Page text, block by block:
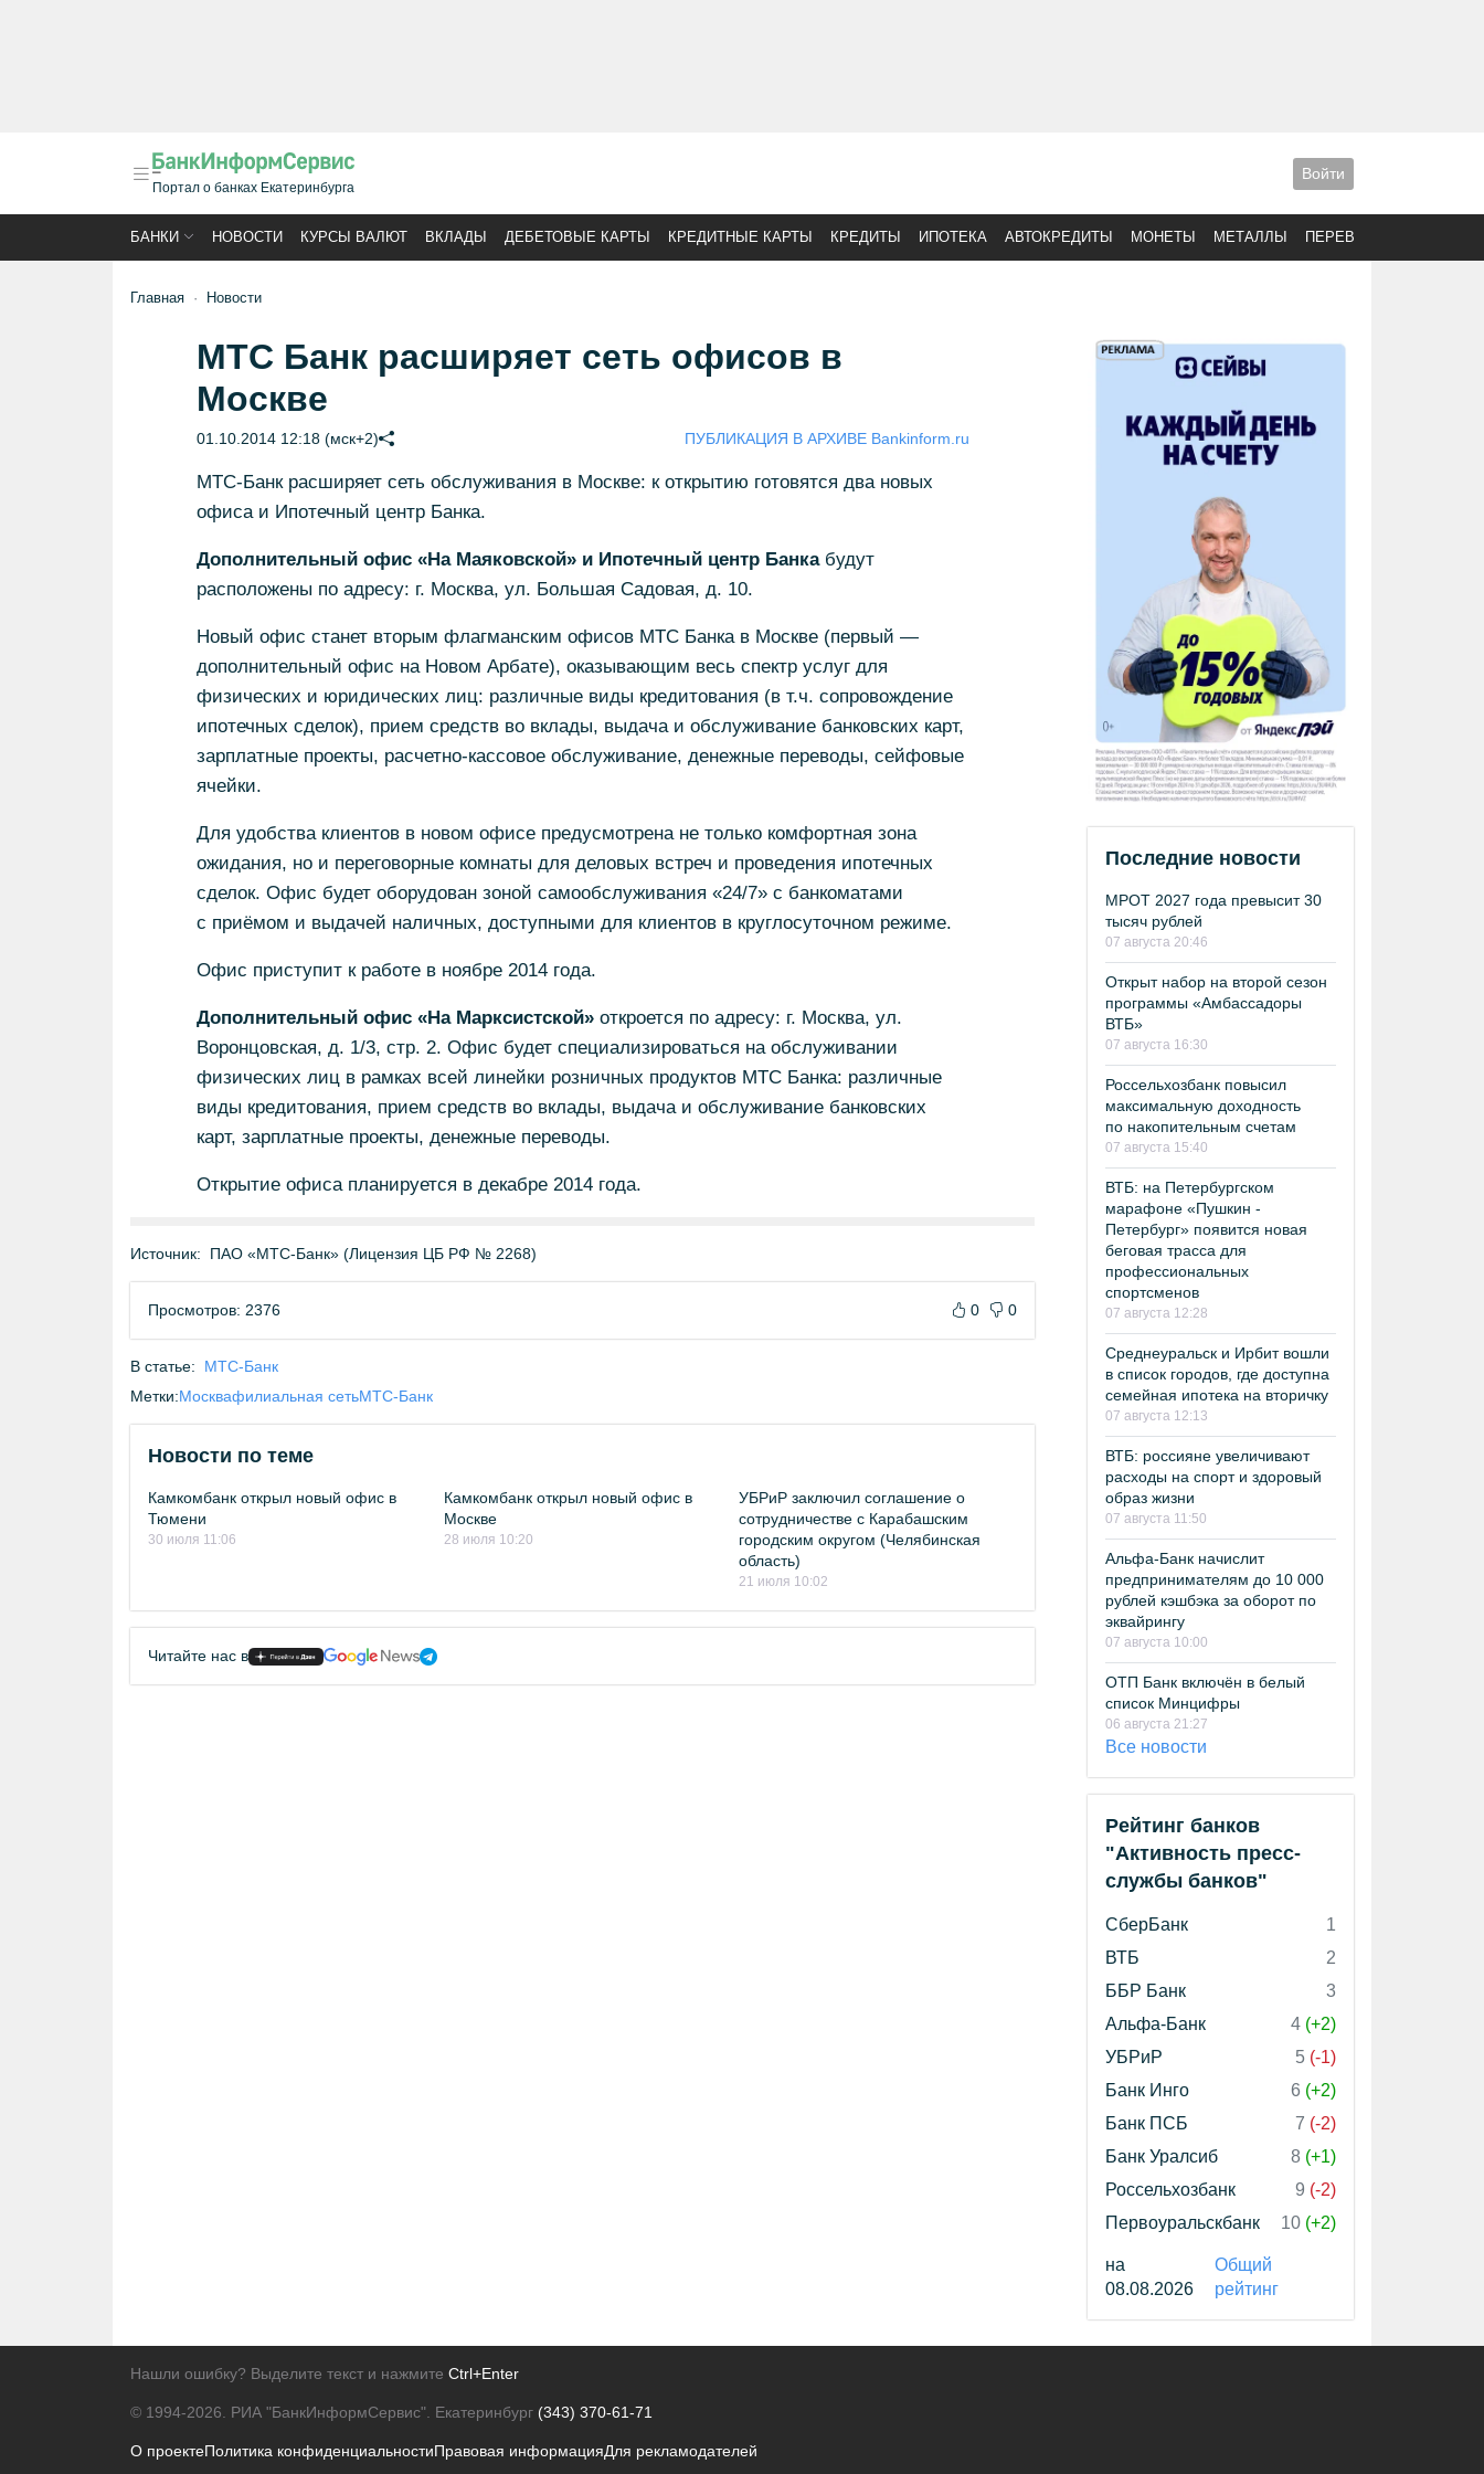
Портал о банках Екатеринбурга
Войти
БАНКИ НОВОСТИ КУРСЫ ВАЛЮТ ВКЛАДЫ ДЕБЕТОВЫЕ КАРТЫ КРЕДИТНЫЕ КАРТЫ КРЕДИТЫ ИПОТЕКА АВТОКРЕДИТЫ МОНЕТЫ МЕТАЛЛЫ ПЕРЕВОДЫ
Главная Новости
МТС Банк расширяет сеть офисов в
Москве
01.10.2014 12:18 (мск+2) ПУБЛИКАЦИЯ В АРХИВЕ Bankinform.ru
МТС-Банк расширяет сеть обслуживания в Москве: к открытию готовятся два новых
офиса и Ипотечный центр Банка.
Дополнительный офис «На Маяковской» и Ипотечный центр Банкабудут
расположены по адресу: г. Москва, ул. Большая Садовая, д. 10.
Новый офис станет вторым флагманским офисов МТС Банка в Москве (первый —
дополнительный офис на Новом Арбате), оказывающим весь спектр услуг для
физических и юридических лиц: различные виды кредитования (в т.ч. сопровождение
ипотечных сделок), прием средств во вклады, выдача и обслуживание банковских карт,
зарплатные проекты, расчетно-кассовое обслуживание, денежные переводы, сейфовые
ячейки.
Для удобства клиентов в новом офисе предусмотрена не только комфортная зона
ожидания, но и переговорные комнаты для деловых встреч и проведения ипотечных
сделок. Офис будет оборудован зоной самообслуживания «24/7» с банкоматами
с приёмом и выдачей наличных, доступными для клиентов в круглосуточном режиме.
Офис приступит к работе в ноябре 2014 года.
Дополнительный офис «На Марксистской»откроется по адресу: г. Москва, ул.
Воронцовская, д. 1/3, стр. 2. Офис будет специализироваться на обслуживании
физических лиц в рамках всей линейки розничных продуктов МТС Банка: различные
виды кредитования, прием средств во вклады, выдача и обслуживание банковских
карт, зарплатные проекты, денежные переводы.
Открытие офиса планируется в декабре 2014 года.
Источник: ПАО «МТС-Банк» (Лицензия ЦБ РФ № 2268)
Просмотров: 2376 0 0
В статье:
МТС-Банк
Метки:Москвафилиальная сетьМТС-Банк
Новости по теме
Камкомбанк открыл новый офис в
Тюмени
30 июля 11:06
Камкомбанк открыл новый офис в
Москве
28 июля 10:20
УБРиР заключил соглашение о
сотрудничестве с Карабашским
городским округом (Челябинская
область)
21 июля 10:02
Читайте нас в
Последние новости
МРОТ 2027 года превысит 30
тысяч рублей
07 августа 20:46
Открыт набор на второй сезон
программы «Амбассадоры
ВТБ»
07 августа 16:30
Россельхозбанк повысил
максимальную доходность
по накопительным счетам
07 августа 15:40
ВТБ: на Петербургском
марафоне «Пушкин -
Петербург» появится новая
беговая трасса для
профессиональных
спортсменов
07 августа 12:28
Среднеуральск и Ирбит вошли
в список городов, где доступна
семейная ипотека на вторичку
07 августа 12:13
ВТБ: россияне увеличивают
расходы на спорт и здоровый
образ жизни
07 августа 11:50
Альфа-Банк начислит
предпринимателям до 10 000
рублей кэшбэка за оборот по
эквайрингу
07 августа 10:00
ОТП Банк включён в белый
список Минцифры
06 августа 21:27
Все новости
Рейтинг банков
"Активность пресс-
службы банков"
СберБанк
1
ВТБ
2
ББР Банк
3
Альфа-Банк
4 (+2)
УБРиР
5 (-1)
Банк Инго
6 (+2)
Банк ПСБ
7 (-2)
Банк Уралсиб
8 (+1)
Россельхозбанк
9 (-2)
Первоуральскбанк
10 (+2)
на
08.08.2026
Общий
рейтинг
Нашли ошибку? Выделите текст и нажмите Ctrl+Enter
© 1994-2026. РИА "БанкИнформСервис". Екатеринбург (343) 370-61-71
О проектеПолитика конфиденциальностиПравовая информацияДля рекламодателей